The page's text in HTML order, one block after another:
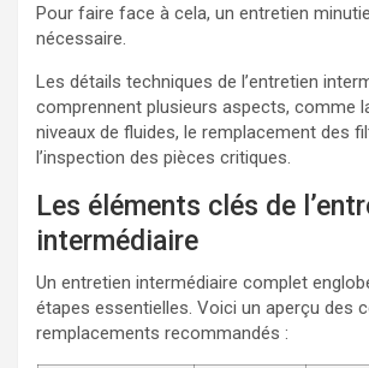
Pour faire face à cela, un entretien
nécessaire.
Les détails techniques de l’entretien
comprennent plusieurs aspects, comme
niveaux de fluides, le remplacement des
l’inspection des pièces critiques.
Les éléments clés de
intermédiaire
Un entretien intermédiaire complet
étapes essentielles. Voici un aperçu des
remplacements recommandés :